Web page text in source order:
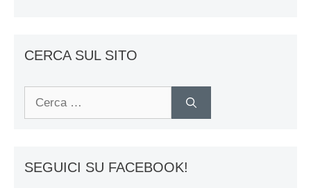
CERCA SUL SITO
Ricerca
SEGUICI SU FACEBOOK!